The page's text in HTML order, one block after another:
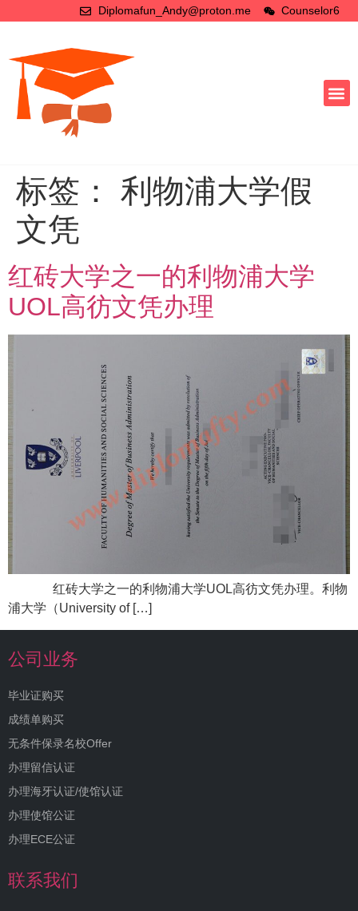
Diplomafun_Andy@proton.me Counselor6
标签： 利物浦大学假
文凭
红砖大学之一的利物浦大学
UOL高彷文凭办理
红砖大学之一的利物浦大学UOL高彷文凭办理。利物
浦大学（University of […]
公司业务
毕业证购买
成绩单购买
无条件保录名校Offer
办理留信认证
办理海牙认证/使馆认证
办理使馆公证
办理ECE公证
联系我们